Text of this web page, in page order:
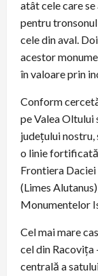
atât cele care
pentru
cele din aval.
acestor
în valoare prin
Conform
pe Valea Oltului
județului
o linie fortificată
Frontiera
(Limes
Monumentelor
Cel mai mare
cel din Racovița
centrală a